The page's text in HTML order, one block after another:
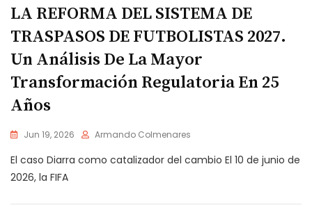
LA REFORMA DEL SISTEMA DE
TRASPASOS DE FUTBOLISTAS 2027.
Un Análisis De La Mayor
Transformación Regulatoria En 25
Años
Jun 19, 2026 Armando Colmenares
El caso Diarra como catalizador del cambio El 10 de junio de
2026, la FIFA